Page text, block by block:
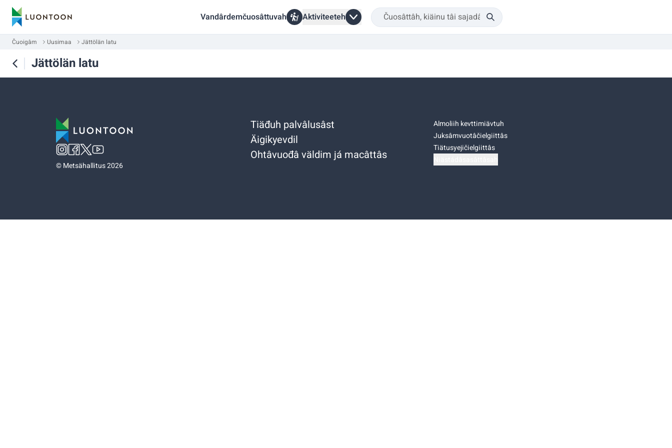
Vandârdemčuosâttuvah Aktiviteeteh
Čuoigâm Uusimaa Jättölän latu
Jättölän latu
©Metsähallitus 2026
Tiäđuh palvâlusâst
Äigikyevdil
Ohtâvuođâ väldim já macâttâs
Almoliih kevttimiävtuh
Juksâmvuotâčielgiittâs
Tiätusyejičielgiittâs